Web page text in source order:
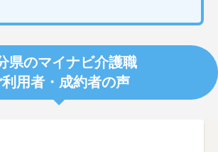
県のマイナビ介護職
利用者・成約者の声